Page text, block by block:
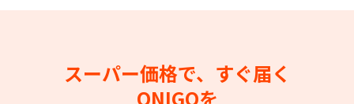
スーパー価格で、すぐ届く
ONIGOを